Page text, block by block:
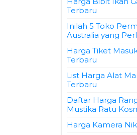
Terbaru
Inilah 5 Toko
Australia yang
Harga Tiket
Terbaru
List Harga Alat
Terbaru
Daftar Harga
Mustika Ratu
Harga Kamera